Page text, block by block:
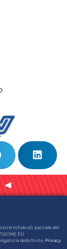
◄
totale e/o parziale dei
ED
della fonte. Privacy